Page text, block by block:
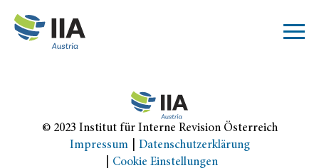
© 2023 Institut für Interne Revision Österreich
Impressum
Datenschutzerklärung
Cookie Einstellungen